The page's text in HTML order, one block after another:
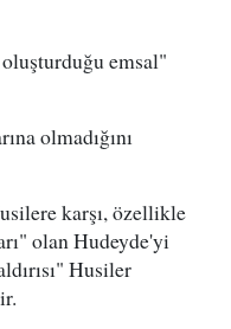
emsal"
olmadığını
karşı, özellikle
olan Hudeyde'yi
Husiler